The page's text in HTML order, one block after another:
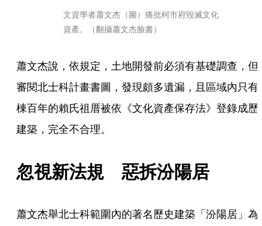
文資學者蕭文杰（圖）痛批柯市府毀滅文化
資產。（翻攝蕭文杰臉書）
蕭文杰說，依規定，土地開發前必須有基礎調查，但
審閱北士科計畫書圖，發現頗多遺漏，且區域內只有
棟百年的賴氏祖厝被依《文化資產保存法》登錄成歷
建築，完全不合理。
忽視新法規　惡拆汾陽居
蕭文杰舉北士科範圍內的著名歷史建築「汾陽居」為